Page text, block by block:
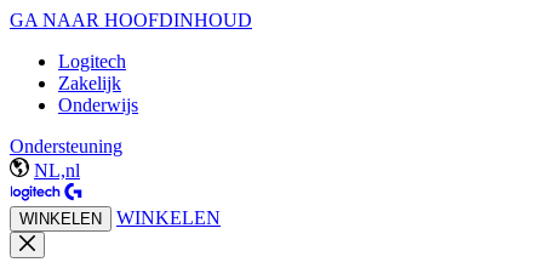
GA NAAR HOOFDINHOUD
Logitech
Zakelijk
Onderwijs
Ondersteuning
NL,nl
WINKELEN WINKELEN